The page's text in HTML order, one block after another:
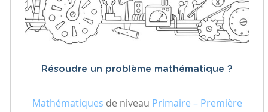
Résoudre un problème mathématique ?
Mathématiques de niveau Primaire – Première